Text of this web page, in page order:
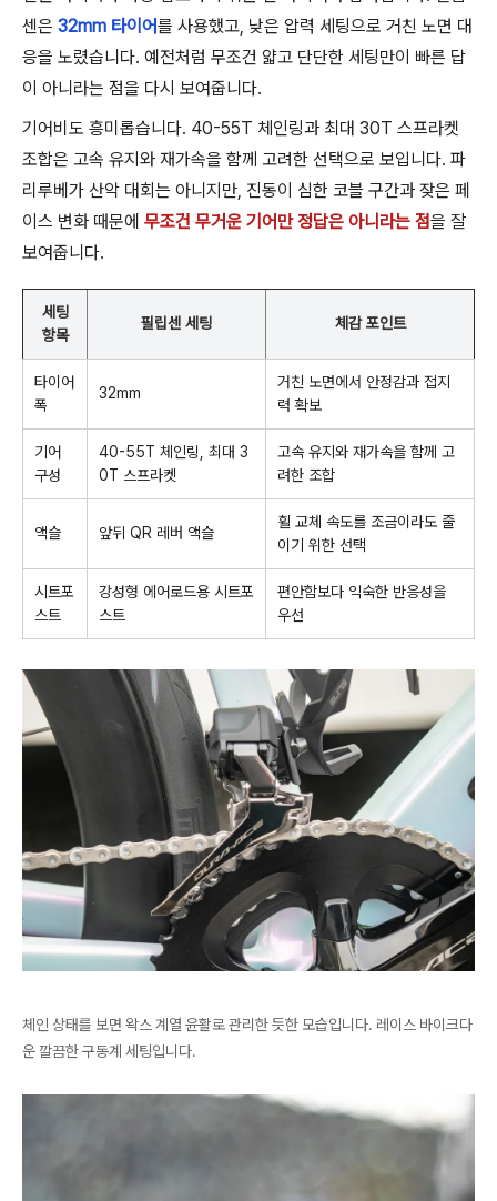
센은 32mm 타이어를 사용했고, 낮은 압력 세팅으로 거친 노면 대
응을 노렸습니다. 예전처럼 무조건 얇고 단단한 세팅만이 빠른 답
이 아니라는 점을 다시 보여줍니다.
기어비도 흥미롭습니다. 40-55T 체인링과 최대 30T 스프라켓
조합은 고속 유지와 재가속을 함께 고려한 선택으로 보입니다. 파
리루베가 산악 대회는 아니지만, 진동이 심한 코블 구간과 잦은 페
이스 변화 때문에 무조건 무거운 기어만 정답은 아니라는 점을 잘
보여줍니다.
세팅
항목
필립센 세팅 체감 포인트
타이어
폭
32mm
거친 노면에서 안정감과 접지
력 확보
기어
구성
40-55T 체인링, 최대 3
0T 스프라켓
고속 유지와 재가속을 함께 고
려한 조합
액슬 앞뒤 QR 레버 액슬
휠 교체 속도를 조금이라도 줄
이기 위한 선택
시트포
스트
강성형 에어로드용 시트포
스트
편안함보다 익숙한 반응성을
우선
체인 상태를 보면 왁스 계열 윤활로 관리한 듯한 모습입니다. 레이스 바이크다
운 깔끔한 구동계 세팅입니다.